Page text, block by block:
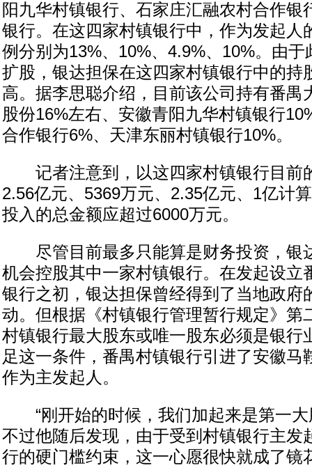
阳九华村镇银行、石家庄汇融农村合作银
银行。在这四家村镇银行中，作为发起人
例分别为13%、10%、4.9%、10%。由
扩股，银达担保在这四家村镇银行中的持
高。据李思聪介绍，目前该公司持有番禺
股份16%左右、安徽青阳九华村镇银行
合作银行6%、天津东丽村镇银行10%。
记者注意到，以这四家村镇银行目前
2.56亿元、5369万元、2.35亿元、1亿计
投入的总金额应超过6000万元。
尽管目前最多只能算是财务投资，银
机会控股其中一家村镇银行。在发起设立
银行之初，银达担保曾经得到了当地政府
动。但根据《村镇银行管理暂行规定》第
村镇银行最大股东或唯一股东必须是银行
足这一条件，番禺村镇银行引进了安徽马
作为主发起人。
“刚开始的时候，我们加起来是第一大
不过他随后发现，由于受到村镇银行主发
行的硬门槛约束，这一心愿很快就成了镜